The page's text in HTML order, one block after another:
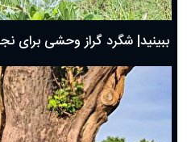
ببینید| شگرد گراز وحشی برای